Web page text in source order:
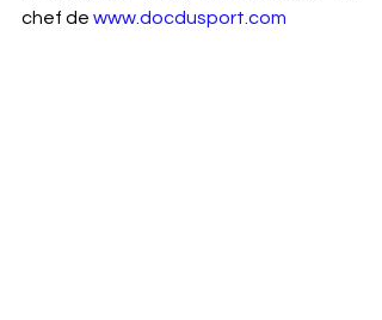
chef de www.docdusport.com